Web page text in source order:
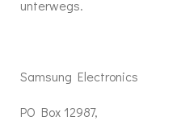
unterwegs.
Samsung Electronics
PO Box 12987,